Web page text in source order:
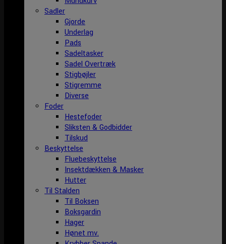
Sadler
Gjorde
Underlag
Pads
Sadeltasker
Sadel Overtræk
Stigbøjler
Stigremme
Diverse
Foder
Hestefoder
Sliksten & Godbidder
Tilskud
Beskyttelse
Fluebeskyttelse
Insektdækken & Masker
Hutter
Til Stalden
Til Boksen
Boksgardin
Hager
Hønet mv.